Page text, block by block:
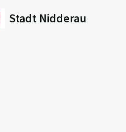
Stadt Nidderau